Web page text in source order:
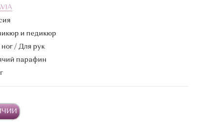
и педикюр
/ Для рук
парафин